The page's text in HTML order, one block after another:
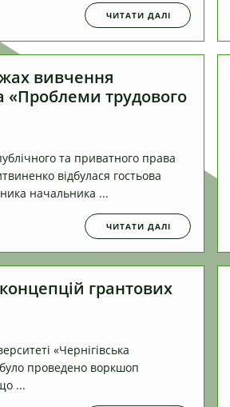
ЧИТАТИ ДАЛІ
вивчення
«Проблеми трудового
та приватного права
відбулася гостьова
начальника ...
ЧИТАТИ ДАЛІ
грантових
«Чернігівська
було проведено воркшоп
...